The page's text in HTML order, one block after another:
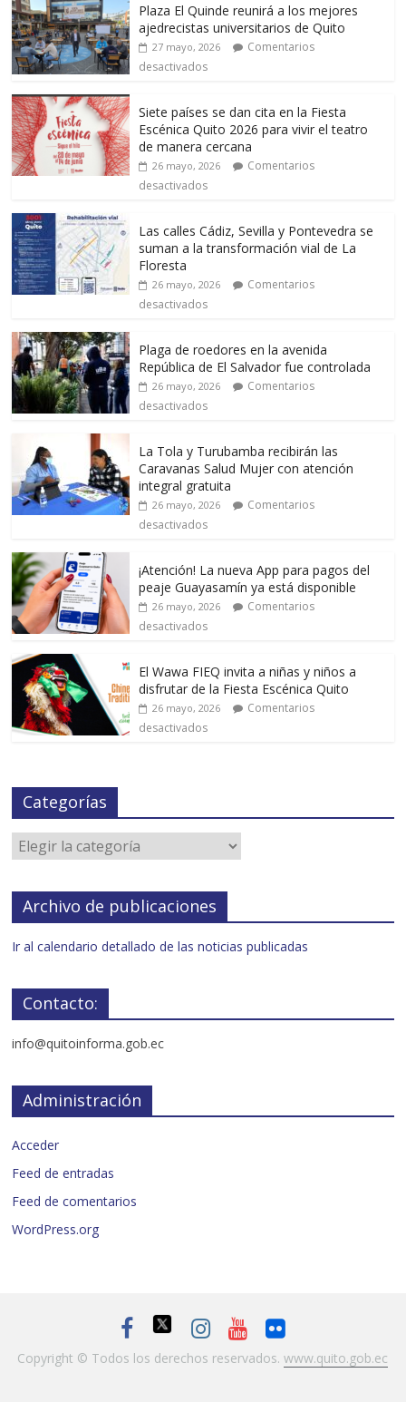
Plaza El Quinde reunirá a los mejores
ajedrecistas universitarios de Quito
27 mayo, 2026
Comentarios
desactivados
Siete países se dan cita en la Fiesta
Escénica Quito 2026 para vivir el teatro
de manera cercana
26 mayo, 2026
Comentarios
desactivados
Las calles Cádiz, Sevilla y Pontevedra se
suman a la transformación vial de La
Floresta
26 mayo, 2026
Comentarios
desactivados
Plaga de roedores en la avenida
República de El Salvador fue controlada
26 mayo, 2026
Comentarios
desactivados
La Tola y Turubamba recibirán las
Caravanas Salud Mujer con atención
integral gratuita
26 mayo, 2026
Comentarios
desactivados
¡Atención! La nueva App para pagos del
peaje Guayasamín ya está disponible
26 mayo, 2026
Comentarios
desactivados
El Wawa FIEQ invita a niñas y niños a
disfrutar de la Fiesta Escénica Quito
26 mayo, 2026
Comentarios
desactivados
Categorías
Archivo de publicaciones
Ir al calendario detallado de las noticias publicadas
Contacto:
info@quitoinforma.gob.ec
Administración
Acceder
Feed de entradas
Feed de comentarios
WordPress.org
Copyright © Todos los derechos reservados.www.quito.gob.ec